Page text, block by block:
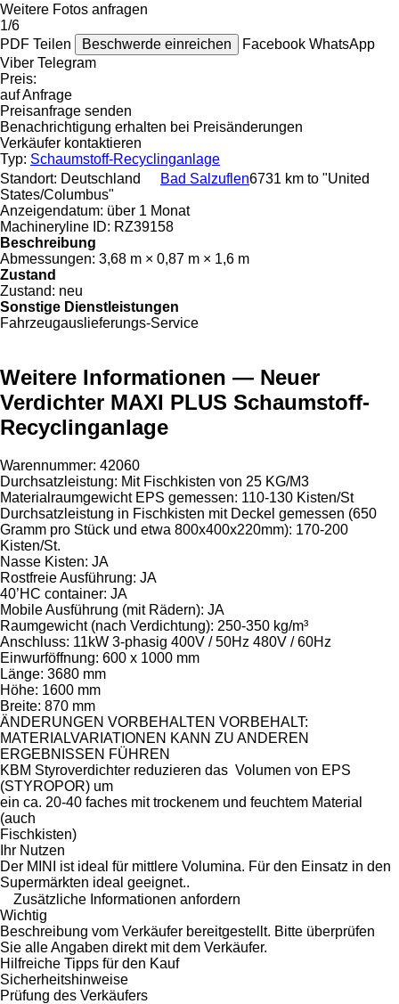
Weitere Fotos anfragen
1/6
PDF Teilen Beschwerde einreichen Facebook WhatsApp
Viber Telegram
Preis:
auf Anfrage
Preisanfrage senden
Benachrichtigung erhalten bei Preisänderungen
Verkäufer kontaktieren
Typ: Schaumstoff-Recyclinganlage
Standort: Deutschland Bad Salzuflen6731 km to "United
States/Columbus"
Anzeigendatum: über 1 Monat
Machineryline ID: RZ39158
Beschreibung
Abmessungen: 3,68 m × 0,87 m × 1,6 m
Zustand
Zustand: neu
Sonstige Dienstleistungen
Fahrzeugauslieferungs-Service
Weitere Informationen — Neuer
Verdichter MAXI PLUS Schaumstoff-
Recyclinganlage
Warennummer: 42060
Durchsatzleistung: Mit Fischkisten von 25 KG/M3
Materialraumgewicht EPS gemessen: 110-130 Kisten/St
Durchsatzleistung in Fischkisten mit Deckel gemessen (650
Gramm pro Stück und etwa 800x400x220mm): 170-200
Kisten/St.
Nasse Kisten: JA
Rostfreie Ausführung: JA
40’HC container: JA
Mobile Ausführung (mit Rädern): JA
Raumgewicht (nach Verdichtung): 250-350 kg/m³
Anschluss: 11kW 3-phasig 400V / 50Hz 480V / 60Hz
Einwurföffnung: 600 x 1000 mm
Länge: 3680 mm
Höhe: 1600 mm
Breite: 870 mm
ÄNDERUNGEN VORBEHALTEN VORBEHALT:
MATERIALVARIATIONEN KANN ZU ANDEREN
ERGEBNISSEN FÜHREN
KBM Styroverdichter reduzieren das Volumen von EPS
(STYROPOR) um
ein ca. 20-40 faches mit trockenem und feuchtem Material
(auch
Fischkisten)
Ihr Nutzen
Der MINI ist ideal für mittlere Volumina. Für den Einsatz in den
Supermärkten ideal geeignet..
Zusätzliche Informationen anfordern
Wichtig
Beschreibung vom Verkäufer bereitgestellt. Bitte überprüfen
Sie alle Angaben direkt mit dem Verkäufer.
Hilfreiche Tipps für den Kauf
Sicherheitshinweise
Prüfung des Verkäufers